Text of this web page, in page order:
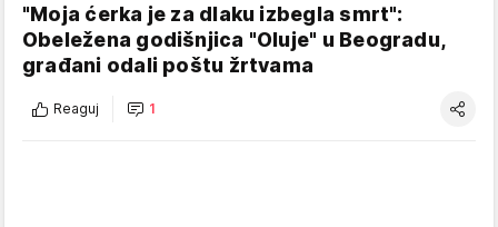
"Moja ćerka je za dlaku izbegla smrt":
Obeležena godišnjica "Oluje" u Beogradu,
građani odali poštu žrtvama
Reaguj 1